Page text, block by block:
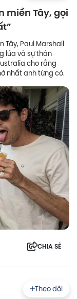
miền Tây, gọi
Tây, Paul Marshall
lúa và sự thân
cho rằng
nhất anh từng có.
CHIA SẺ
Theo dõi